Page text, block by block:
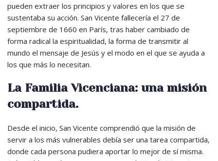
pueden extraer los principios y valores en los que se
sustentaba su acción. San Vicente fallecería el 27 de
septiembre de 1660 en París, tras haber cambiado de
forma radical la espiritualidad, la forma de transmitir al
mundo el mensaje de Jesús y el modo en el que se ayuda a
los que más lo necesitan.
La Familia Vicenciana: una misión
compartida.
Desde el inicio, San Vicente comprendió que la misión de
servir a los más vulnerables debía ser una tarea compartida,
donde cada persona pudiera aportar lo mejor de sí misma.